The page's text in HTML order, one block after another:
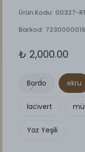
Ürün Kodu: 00327-
Barkod:
₺ 2,000.00
Bordo ekru
laci̇vert
Yaz Yeşili